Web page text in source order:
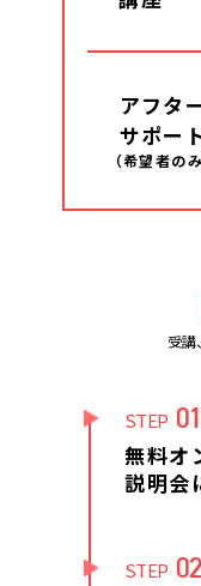
アフタ
サポー
（希望者のみ
受講
STEP 01
無料オ
説明会
STEP 02